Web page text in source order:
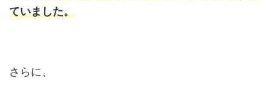
ていました。
さらに、